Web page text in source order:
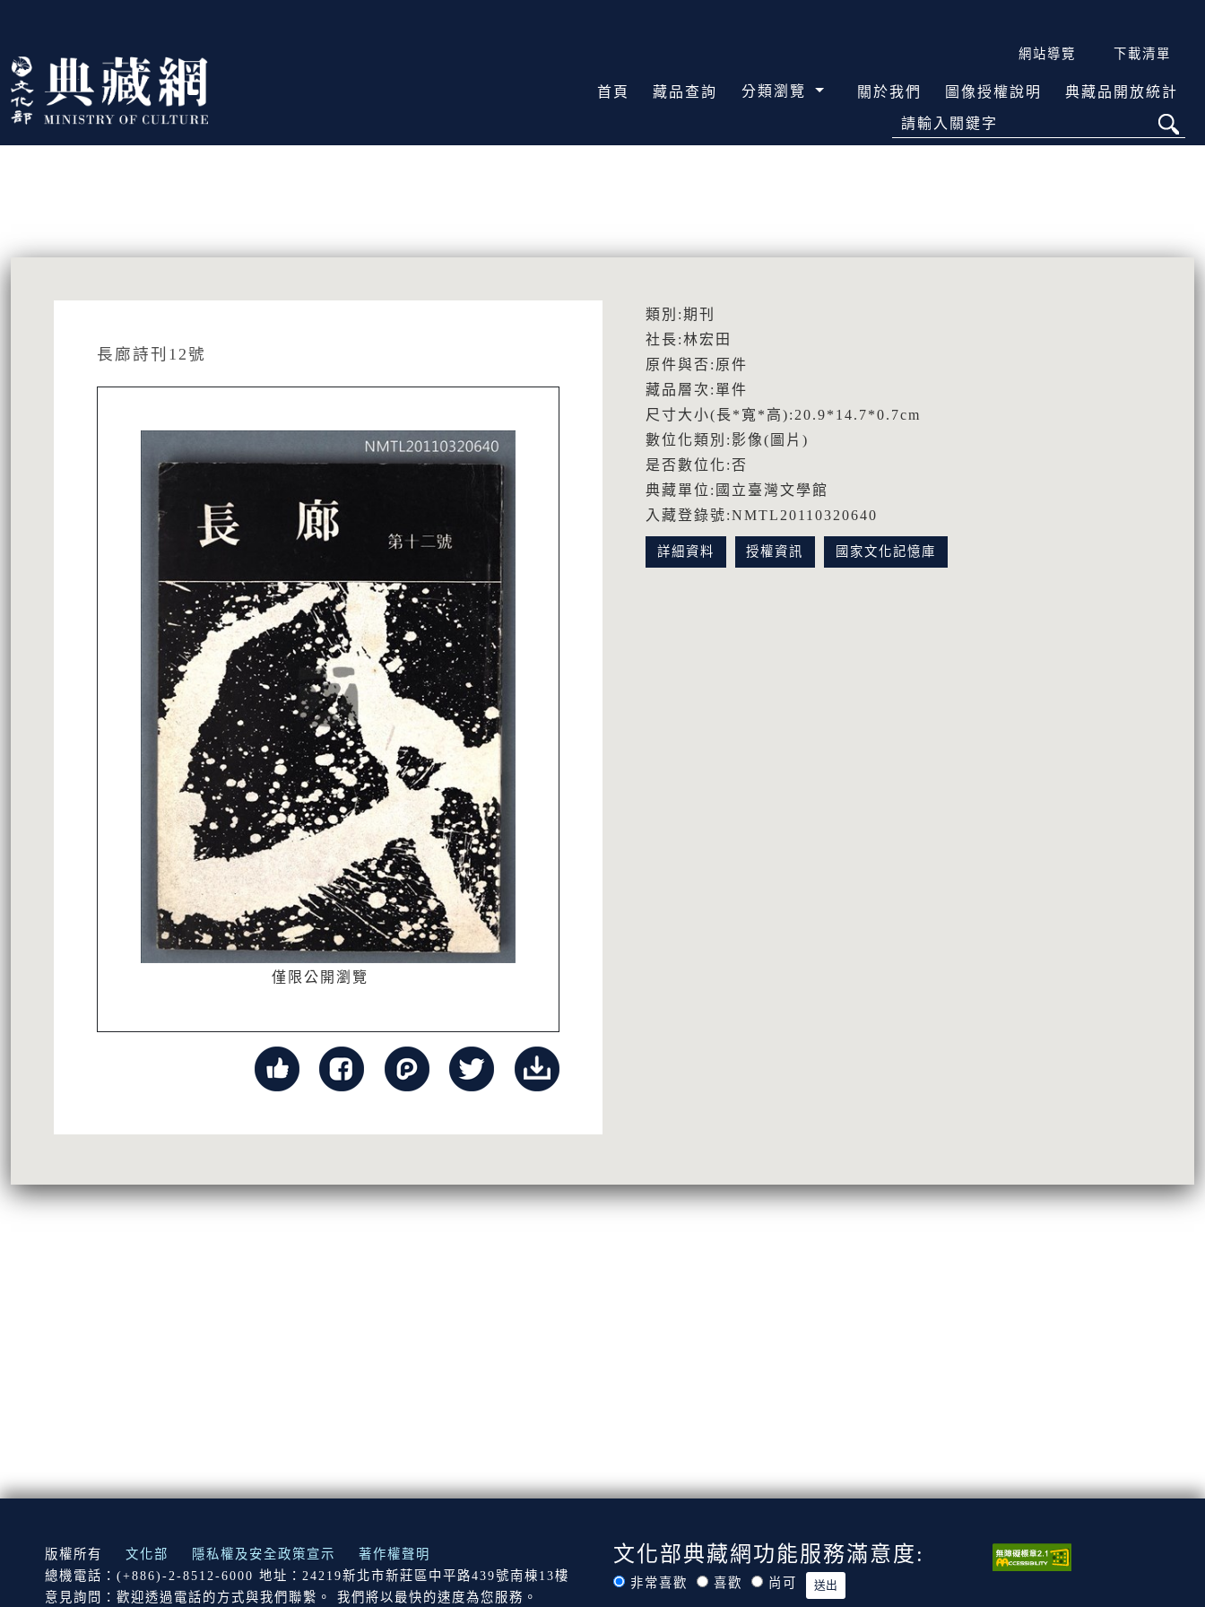
:::
網站導覽 下載清單
首頁 藏品查詢 分類瀏覽 關於我們 圖像授權說明 典藏品開放統計
請輸入關鍵字
長廊詩刊12號
僅限公開瀏覽
類別:期刊
社長:林宏田
原件與否:原件
藏品層次:單件
尺寸大小(長*寬*高):20.9*14.7*0.7cm
數位化類別:影像(圖片)
是否數位化:否
典藏單位:國立臺灣文學館
入藏登錄號:NMTL20110320640
詳細資料 授權資訊 國家文化記憶庫
:::
版權所有 文化部 隱私權及安全政策宣示
著作權聲明
總機電話：(+886)-2-8512-6000 地址：24219新北市新莊區中平路439號南棟13樓
意見詢問：歡迎透過電話的方式與我們聯繫。 我們將以最快的速度為您服務。
文化部典藏網功能服務滿意度:
非常喜歡 喜歡 尚可